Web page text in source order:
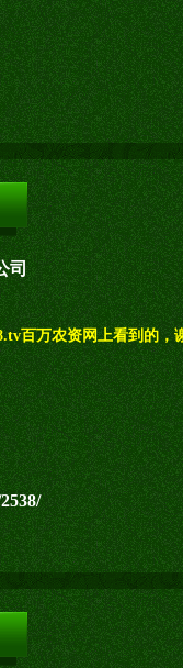
司
百万农资网上看到的，